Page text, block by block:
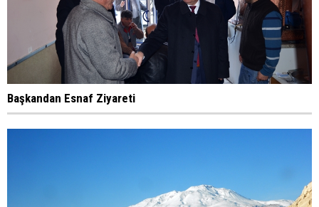
Başkandan Esnaf Ziyareti